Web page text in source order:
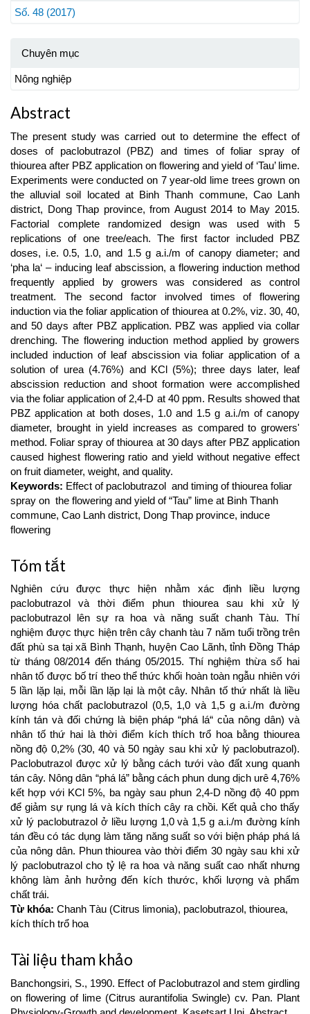
Số. 48 (2017)
Chuyên mục
Nông nghiệp
Abstract
The present study was carried out to determine the effect of
doses of paclobutrazol (PBZ) and times of foliar spray of
thiourea after PBZ application on flowering and yield of ‘Tau’ lime.
Experiments were conducted on 7 year-old lime trees grown on
the alluvial soil located at Binh Thanh commune, Cao Lanh
district, Dong Thap province, from August 2014 to May 2015.
Factorial complete randomized design was used with 5
replications of one tree/each. The first factor included PBZ
doses, i.e. 0.5, 1.0, and 1.5 g a.i./m of canopy diameter; and
‘pha la‘ – inducing leaf abscission, a flowering induction method
frequently applied by growers was considered as control
treatment. The second factor involved times of flowering
induction via the foliar application of thiourea at 0.2%, viz. 30, 40,
and 50 days after PBZ application. PBZ was applied via collar
drenching. The flowering induction method applied by growers
included induction of leaf abscission via foliar application of a
solution of urea (4.76%) and KCl (5%); three days later, leaf
abscission reduction and shoot formation were accomplished
via the foliar application of 2,4-D at 40 ppm. Results showed that
PBZ application at both doses, 1.0 and 1.5 g a.i./m of canopy
diameter, brought in yield increases as compared to growers'
method. Foliar spray of thiourea at 30 days after PBZ application
caused highest flowering ratio and yield without negative effect
on fruit diameter, weight, and quality.
Keywords: Effect of paclobutrazol and timing of thiourea foliar
spray on the flowering and yield of “Tau” lime at Binh Thanh
commune, Cao Lanh district, Dong Thap province, induce
flowering
Tóm tắt
Nghiên cứu được thực hiện nhằm xác định liều lượng
paclobutrazol và thời điểm phun thiourea sau khi xử lý
paclobutrazol lên sự ra hoa và năng suất chanh Tàu. Thí
nghiệm được thực hiện trên cây chanh tàu 7 năm tuổi trồng trên
đất phù sa tại xã Bình Thạnh, huyện Cao Lãnh, tỉnh Đồng Tháp
từ tháng 08/2014 đến tháng 05/2015. Thí nghiệm thừa số hai
nhân tố được bố trí theo thể thức khối hoàn toàn ngẫu nhiên với
5 lần lặp lại, mỗi lần lặp lại là một cây. Nhân tố thứ nhất là liều
lượng hóa chất paclobutrazol (0,5, 1,0 và 1,5 g a.i./m đường
kính tán và đối chứng là biện pháp “phá lá“ của nông dân) và
nhân tố thứ hai là thời điểm kích thích trổ hoa bằng thiourea
nồng độ 0,2% (30, 40 và 50 ngày sau khi xử lý paclobutrazol).
Paclobutrazol được xử lý bằng cách tưới vào đất xung quanh
tán cây. Nông dân “phá lá” bằng cách phun dung dịch urê 4,76%
kết hợp với KCl 5%, ba ngày sau phun 2,4-D nồng độ 40 ppm
để giảm sự rụng lá và kích thích cây ra chồi. Kết quả cho thấy
xử lý paclobutrazol ở liều lượng 1,0 và 1,5 g a.i./m đường kính
tán đều có tác dụng làm tăng năng suất so với biện pháp phá lá
của nông dân. Phun thiourea vào thời điểm 30 ngày sau khi xử
lý paclobutrazol cho tỷ lệ ra hoa và năng suất cao nhất nhưng
không làm ảnh hưởng đến kích thước, khối lượng và phẩm
chất trái.
Từ khóa: Chanh Tàu (Citrus limonia), paclobutrazol, thiourea,
kích thích trổ hoa
Article
Details
Tài liệu tham khảo
Banchongsiri, S., 1990. Effect of Paclobutrazol and stem girdling
on flowering of lime (Citrus aurantifolia Swingle) cv. Pan. Plant